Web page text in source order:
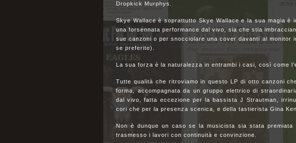
Dropkick Murphys.
Skye Wallace è soprattutto Skye Wallace e la sua magia è
una forsennata performance dal vivo, sia che stia
sue canzoni o per snocciolare una cover davanti al monitor
se preferite).
La sua forza è la naturalezza in entrambi i casi, così come
Tutte qualità che ritroviamo in questo LP di otto canzoni
forma, accompagnata da un gruppo elettrico di
dal vivo, fatta eccezione per la bassista J Strautman,
cori che per la presenza scenica, e della tastierista Gina
Non è dunque un caso se la musicista sia stata
trasmesso i lavori con continuità e convinzione.